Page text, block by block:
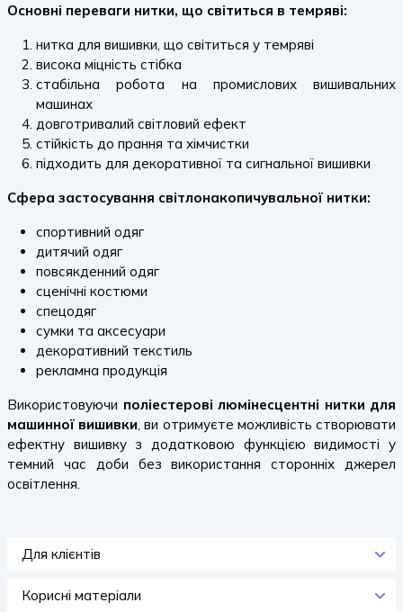
Основні переваги нитки, що світиться в темряві:
нитка для вишивки, що світиться у темряві
висока міцність стібка
стабільна робота на промислових вишивальних
машинах
довготривалий світловий ефект
стійкість до прання та хімчистки
підходить для декоративної та сигнальної вишивки
Сфера застосування світлонакопичувальної нитки:
спортивний одяг
дитячий одяг
повсякденний одяг
сценічні костюми
спецодяг
сумки та аксесуари
декоративний текстиль
рекламна продукція
Використовуючи поліестерові люмінесцентні нитки для
машинної вишивки, ви отримуєте можливість створювати
ефектну вишивку з додатковою функцією видимості у
темний час доби без використання сторонніх джерел
освітлення.
Для клієнтів
Корисні матеріали